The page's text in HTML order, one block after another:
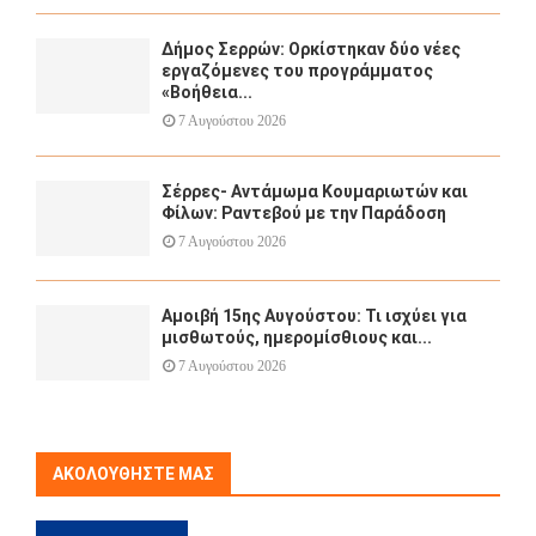
Δήμος Σερρών: Ορκίστηκαν δύο νέες
εργαζόμενες του προγράμματος
«Βοήθεια...
7 Αυγούστου 2026
Σέρρες- Αντάμωμα Κουμαριωτών και
Φίλων: Ραντεβού με την Παράδοση
7 Αυγούστου 2026
Αμοιβή 15ης Αυγούστου: Τι ισχύει για
μισθωτούς, ημερομίσθιους και...
7 Αυγούστου 2026
ΑΚΟΛΟΥΘΉΣΤΕ ΜΑΣ